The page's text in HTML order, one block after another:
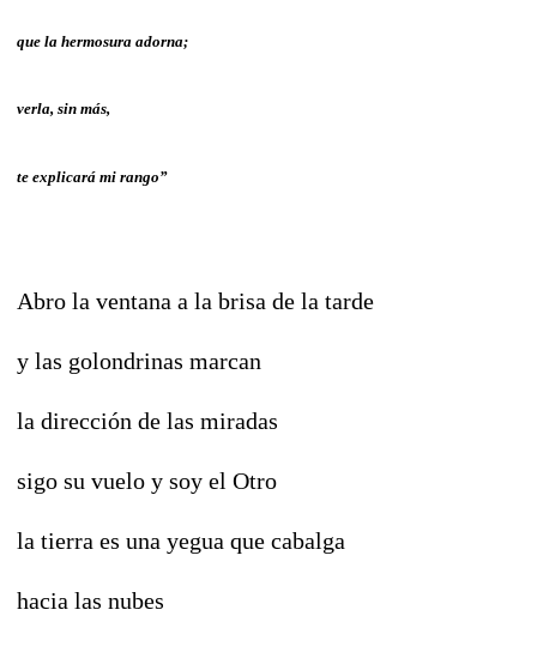
que la hermosura adorna;
verla, sin más,
te explicará mi rango”
Abro la ventana a la brisa de la tarde
y las golondrinas marcan
la dirección de las miradas
sigo su vuelo y soy el Otro
la tierra es una yegua que cabalga
hacia las nubes